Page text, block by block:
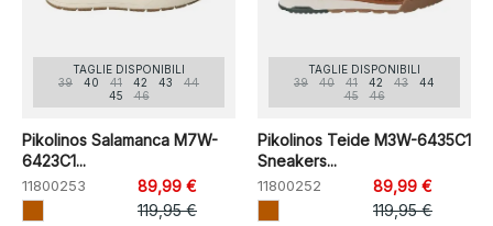
TAGLIE DISPONIBILI
39
40 41 42 43
44
45
46
Pikolinos Salamanca M7W-
6423C1...
11800253
89,99 €
119,95 €
TAGLIE DISPONIBILI
39
40 41 42 43
44
45
46
Pikolinos Teide M3W-6435C1
Sneakers...
11800252
89,99 €
119,95 €